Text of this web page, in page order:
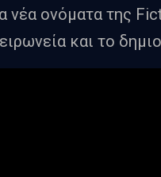
νέα ονόματα της
και το